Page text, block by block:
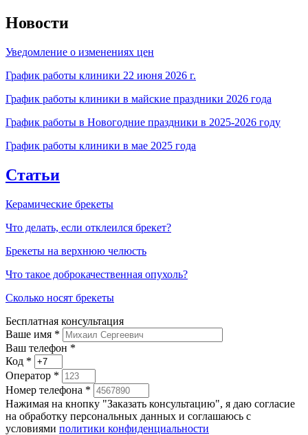
Новости
Уведомление о изменениях цен
График работы клиники 22 июня 2026 г.
График работы клиники в майские праздники 2026 года
График работы в Новогодние праздники в 2025-2026 году
График работы клиники в мае 2025 года
Статьи
Керамические брекеты
Что делать, если отклеился брекет?
Брекеты на верхнюю челюсть
Что такое доброкачественная опухоль?
Сколько носят брекеты
Бесплатная консультация
Ваше имя *
Ваш телефон *
Код *
Оператор *
Номер телефона *
Нажимая на кнопку "Заказать консультацию", я даю согласие
на обработку персональных данных и соглашаюсь c
условиями политики конфиденциальности